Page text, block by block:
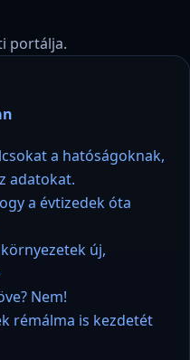
portálja.
a hatóságoknak,
adatokat.
a évtizedek óta
új,
Nem!
rémálma is kezdetét